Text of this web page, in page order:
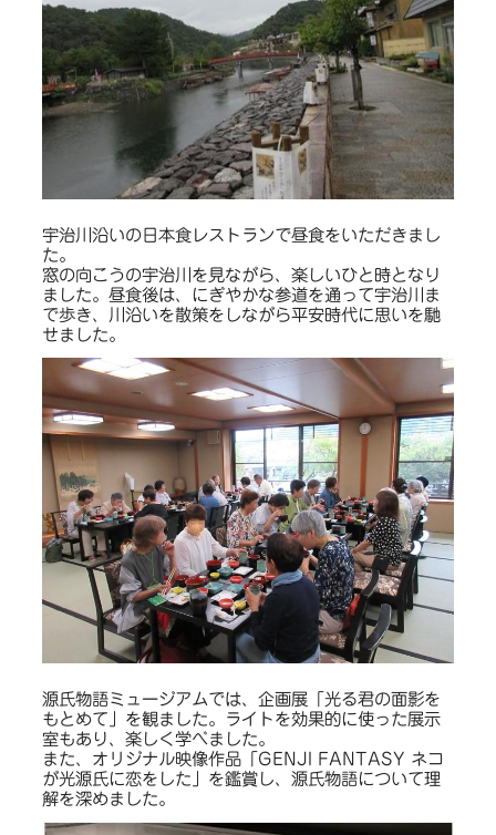
宇治川沿いの日本食レストランで昼食をいただきまし
た。
窓の向こうの宇治川を見ながら、楽しいひと時となり
ました。昼食後は、にぎやかな参道を通って宇治川ま
で歩き、川沿いを散策をしながら平安時代に思いを馳
せました。
源氏物語ミュージアムでは、企画展「光る君の面影を
もとめて」を観ました。ライトを効果的に使った展示
室もあり、楽しく学べました。
また、オリジナル映像作品「GENJI FANTASY ネコ
が光源氏に恋をした」を鑑賞し、源氏物語について理
解を深めました。